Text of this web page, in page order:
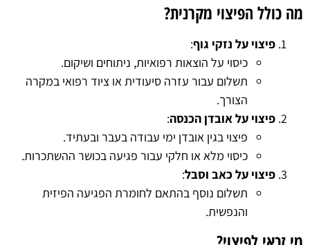
מה כולל הפיצוי מקרנית?
פיצוי על נזקי גוף:
כיסוי על הוצאות רפואיות, ניתוחים ושיקום.
תשלום עבור עזרה סיעודית או ציוד רפואי במקרה
הצורך.
פיצוי על אובדן הכנסה:
פיצוי בגין אובדן ימי עבודה בעבר ובעתיד.
כיסוי מלא או חלקי עבור פגיעה בכושר ההשתכרות.
פיצוי על כאב וסבל:
תשלום נוסף בהתאם לחומרת הפגיעה הפיזית
והנפשית.